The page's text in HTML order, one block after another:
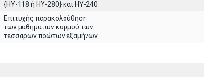
{HY-118 ή ΗΥ-280} και ΗΥ-240
Επιτυχής παρακολούθηση
των μαθημάτων κορμού των
τεσσάρων πρώτων εξαμήνων